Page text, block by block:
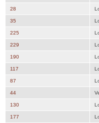
28
35
225
229
190
117
87
44
130
177